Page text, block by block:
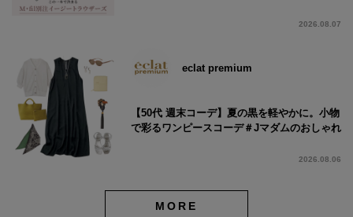
2026.08.07
eclat premium
【50代 週末コーデ】夏の黒を軽やかに。小物
で彩るワンピースコーデ＃Jマダムのおしゃれ
2026.08.06
MORE